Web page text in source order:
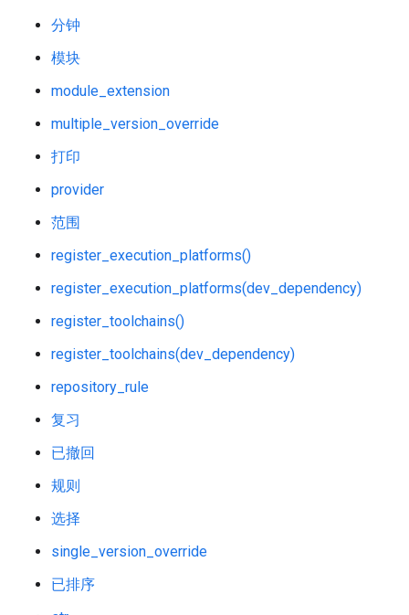
分钟
模块
module_extension
multiple_version_override
打印
provider
范围
register_execution_platforms()
register_execution_platforms(dev_dependency)
register_toolchains()
register_toolchains(dev_dependency)
repository_rule
复习
已撤回
规则
选择
single_version_override
已排序